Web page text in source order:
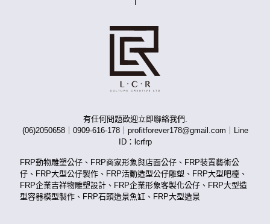
有任何問題歡迎立即聯絡我們.
(06)2050658｜0909-616-178｜profitforever178@gmail.com｜Line
ID： lcrfrp
FRP動物雕塑公仔、FRP商家形象與店面公仔、FRP裝置藝術公
仔、FRP大型公仔製作、FRP活動造型公仔雕塑、FRP大型吧檯、
FRP企業吉祥物雕塑設計、FRP企業形象客製化公仔、FRP大型造
型容器模型製作、FRP石頭造景魚缸、FRP大型造景